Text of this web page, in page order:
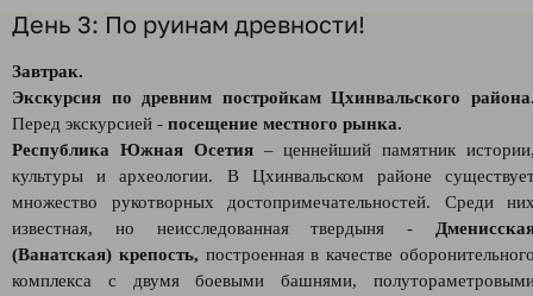
День 3: По руинам древности!
Завтрак.
Экскурсия по древним постройкам Цхинвальского
Перед экскурсией - посещение местного рынка.
Республика Южная Осетия – ценнейший памятник
культуры и археологии. В Цхинвальском районе
множество рукотворных достопримечательностей. Среди
известная, но неисследованная твердыня -
(Ванатская) крепость, построенная в качестве
комплекса с двумя боевыми башнями,